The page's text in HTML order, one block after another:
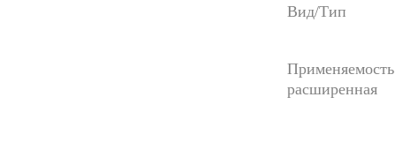
Вид/Тип
Применяемость
расширенная